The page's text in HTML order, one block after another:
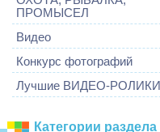
ПРОМЫСЕЛ
Видео
Конкурс фотографий
Лучшие ВИДЕО-РОЛИКИ
Категории раздела